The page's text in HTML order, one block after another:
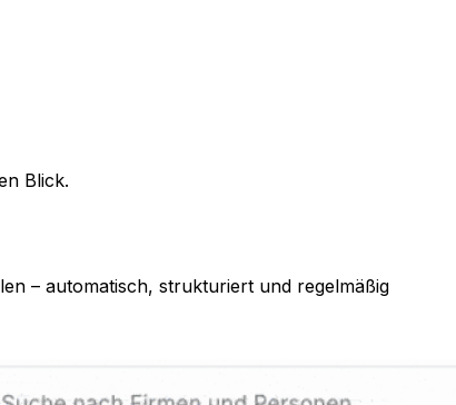
Blick.
– automatisch, strukturiert und regelmäßig